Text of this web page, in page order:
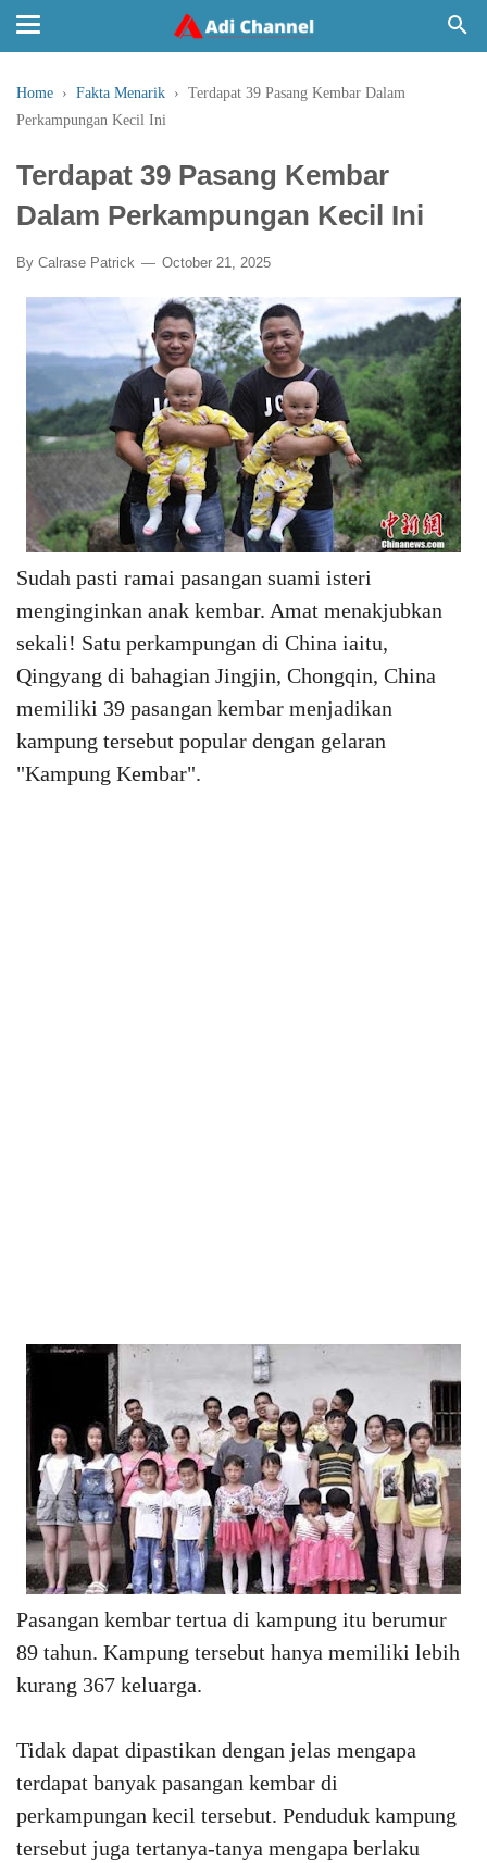
Home › Fakta Menarik › Terdapat 39 Pasang Kembar Dalam
Perkampungan Kecil Ini
Terdapat 39 Pasang Kembar
Dalam Perkampungan Kecil Ini
By Calrase Patrick October 21, 2025
Sudah pasti ramai pasangan suami isteri
menginginkan anak kembar. Amat menakjubkan
sekali! Satu perkampungan di China iaitu,
Qingyang di bahagian Jingjin, Chongqin, China
memiliki 39 pasangan kembar menjadikan
kampung tersebut popular dengan gelaran
"Kampung Kembar".
Pasangan kembar tertua di kampung itu berumur
89 tahun. Kampung tersebut hanya memiliki lebih
kurang 367 keluarga.
Tidak dapat dipastikan dengan jelas mengapa
terdapat banyak pasangan kembar di
perkampungan kecil tersebut. Penduduk kampung
tersebut juga tertanya-tanya mengapa berlaku